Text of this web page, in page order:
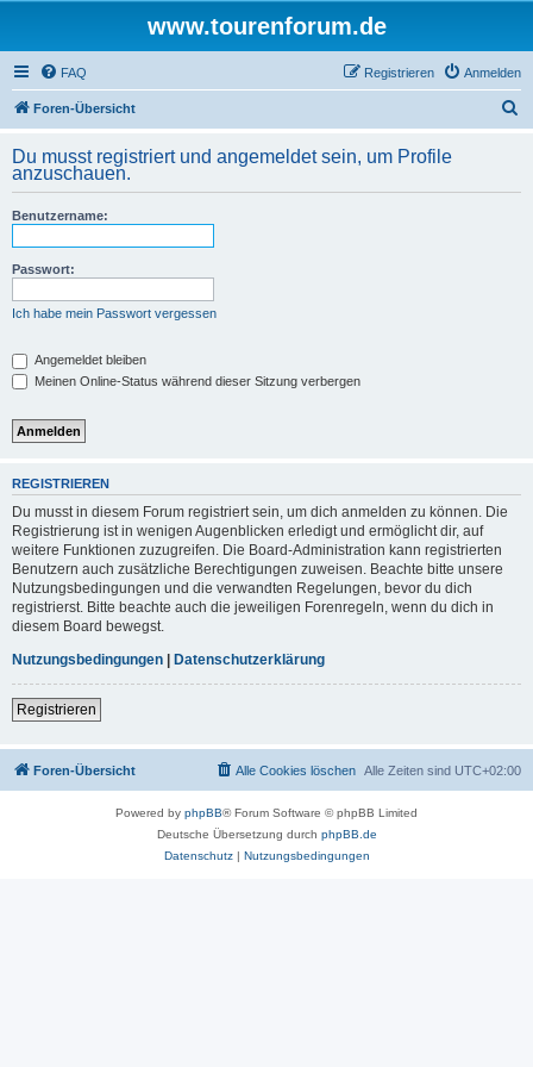
www.tourenforum.de
FAQ Anmelden
Registrieren
Foren-Übersicht
h
Du musst registriert und angemeldet sein, um Profile
anzuschauen.
Benutzername:
Passwort:
Ich habe mein Passwort vergessen
Angemeldet bleiben
Meinen Online-Status während dieser Sitzung verbergen
REGISTRIEREN
Du musst in diesem Forum registriert sein, um dich anmelden zu können. Die
Registrierung ist in wenigen Augenblicken erledigt und ermöglicht dir, auf
weitere Funktionen zuzugreifen. Die Board-Administration kann registrierten
Benutzern auch zusätzliche Berechtigungen zuweisen. Beachte bitte unsere
Nutzungsbedingungen und die verwandten Regelungen, bevor du dich
registrierst. Bitte beachte auch die jeweiligen Forenregeln, wenn du dich in
diesem Board bewegst.
Nutzungsbedingungen | Datenschutzerklärung
Registrieren
Foren-Übersicht Alle Zeiten sind UTC+02:00
Alle Cookies löschen
Powered by phpBB® Forum Software © phpBB Limited
Deutsche Übersetzung durch phpBB.de
Datenschutz| Nutzungsbedingungen